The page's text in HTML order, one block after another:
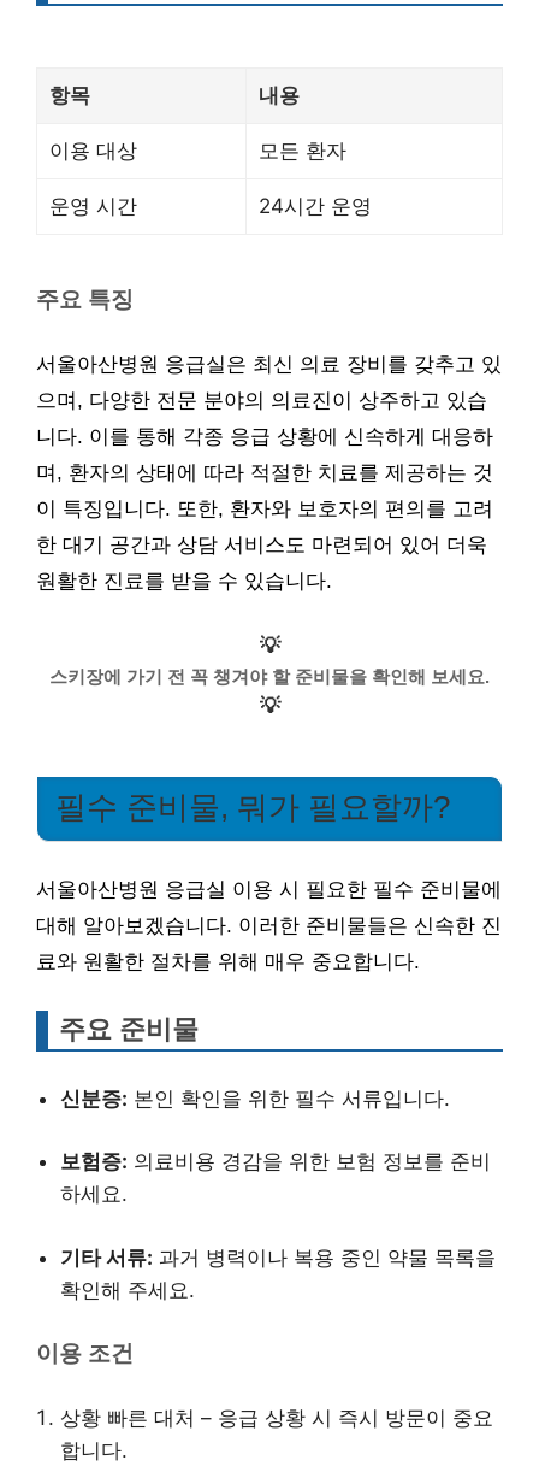
항목 내용
이용 대상 모든 환자
운영 시간 24시간 운영
주요 특징
서울아산병원 응급실은 최신 의료 장비를 갖추고 있
으며, 다양한 전문 분야의 의료진이 상주하고 있습
니다. 이를 통해 각종 응급 상황에 신속하게 대응하
며, 환자의 상태에 따라 적절한 치료를 제공하는 것
이 특징입니다. 또한, 환자와 보호자의 편의를 고려
한 대기 공간과 상담 서비스도 마련되어 있어 더욱
원활한 진료를 받을 수 있습니다.
💡
스키장에 가기 전 꼭 챙겨야 할 준비물을 확인해 보세요.
💡
필수 준비물, 뭐가 필요할까?
서울아산병원 응급실 이용 시 필요한 필수 준비물에
대해 알아보겠습니다. 이러한 준비물들은 신속한 진
료와 원활한 절차를 위해 매우 중요합니다.
주요 준비물
신분증: 본인 확인을 위한 필수 서류입니다.
보험증: 의료비용 경감을 위한 보험 정보를 준비
하세요.
기타 서류: 과거 병력이나 복용 중인 약물 목록을
확인해 주세요.
이용 조건
상황 빠른 대처 – 응급 상황 시 즉시 방문이 중요
합니다.